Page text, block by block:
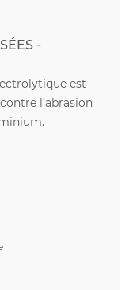
est
l’abrasion